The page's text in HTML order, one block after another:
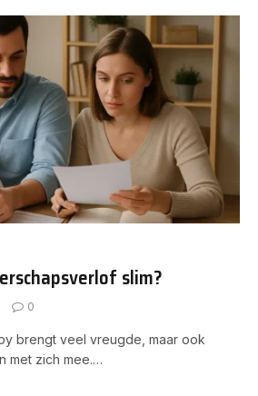
slim?
0
brengt veel vreugde, maar ook
met zich mee.…